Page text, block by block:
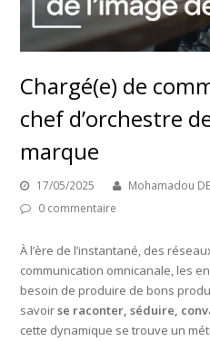
Chargé(e) de
chef d’orchestre
marque
17/05/2025 Mohamadou
0 commentaire
À l’ère de l’instantané, des
communication omnicanale, les
besoin de produire de bons
savoirse raconter, séduire,
cette dynamique se trouve un